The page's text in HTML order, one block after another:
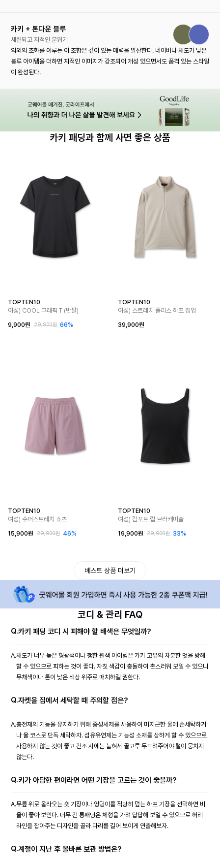
카키 + 톤다운 블루
세련되고 지적인 분위기
의외의 조화를 이루는 이 조합은 깊이 있는 매력을 발산한다. 네이비나 채도가 낮은
블루 아이템을 더하면 지적인 이미지가 강조되어 개성 있으면서도 품격 있는 스타일
이 완성된다.
카키 패딩과 함께 사면 좋은 상품
TOPTEN10
여성) COOL 그래픽 T (반팔)
9,900원
29,900원 66%
TOPTEN10
여성) 스트레치 플리스 하프 집업
39,900원
TOPTEN10
여성) 수퍼스트레치 쇼츠
15,900원
29,900원 46%
TOPTEN10
여성) 컴포트 립 브라캐미솔
19,900원
29,900원 33%
베스트 상품 더보기
코디 & 관리 FAQ
Q.카키 패딩 코디 시 피해야 할 배색은 무엇일까?
A.채도가 너무 높은 형광색이나 쨍한 원색 아이템은 카키 고유의 차분한 멋을 방해
할 수 있으므로 피하는 것이 좋다. 자칫 색감이 충돌하여 촌스러워 보일 수 있으니
무채색이나 톤이 낮은 색상 위주로 매치하길 권한다.
Q.자켓을 집에서 세탁할 때 주의할 점은?
A.충전재의 기능을 유지하기 위해 중성세제를 사용하여 미지근한 물에 손세탁하거
나 울 코스로 단독 세탁하자. 섬유유연제는 기능성 소재를 상하게 할 수 있으므로
사용하지 않는 것이 좋고 건조 시에는 눕혀서 골고루 두드려주어야 털이 뭉치지
않는다.
Q.키가 아담한 편이라면 어떤 기장을 고르는 것이 좋을까?
A.무릎 위로 올라오는 숏 기장이나 엉덩이를 적당히 덮는 하프 기장을 선택하면 비
율이 좋아 보인다. 너무 긴 롱패딩은 체형을 가려 답답해 보일 수 있으므로 허리
라인을 잡아주는 디자인을 골라 다리를 길어 보이게 연출해보자.
Q.계절이 지난 후 올바른 보관 방법은?